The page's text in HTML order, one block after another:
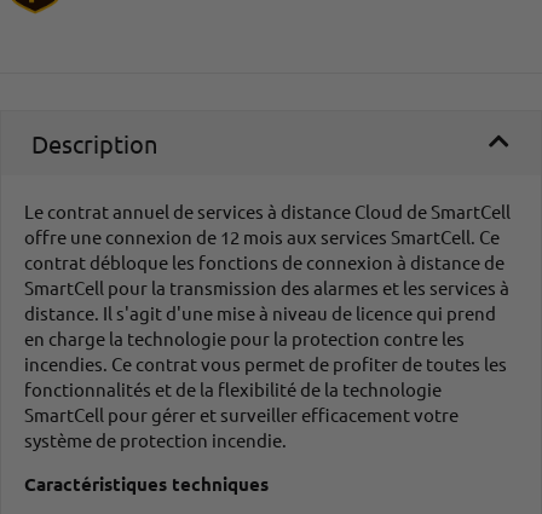
Description
Le contrat annuel de services à distance Cloud de SmartCell
offre une connexion de 12 mois aux services SmartCell. Ce
contrat débloque les fonctions de connexion à distance de
SmartCell pour la transmission des alarmes et les services à
distance. Il s'agit d'une mise à niveau de licence qui prend
en charge la technologie pour la protection contre les
incendies. Ce contrat vous permet de profiter de toutes les
fonctionnalités et de la flexibilité de la technologie
SmartCell pour gérer et surveiller efficacement votre
système de protection incendie.
Caractéristiques techniques